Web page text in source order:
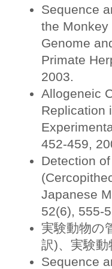
Sequence
the Monkey
Genome
Primate
2003.
Allogeneic
Replication
452-459,
Detection
Japanese
52(6), 555-
実験動物の
訳)、実験
Sequence